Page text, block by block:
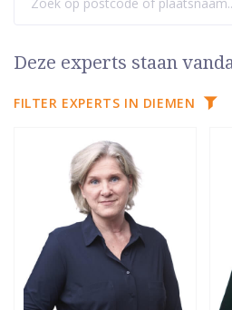
Deze experts staan
FILTER EXPERTS IN DIEMEN